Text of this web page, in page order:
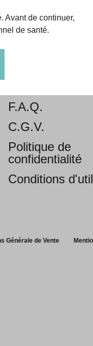
Avant de continuer,
de santé.
F.A.Q.
C.G.V.
Politique de
confidentialité
Conditions
Générale de Vente